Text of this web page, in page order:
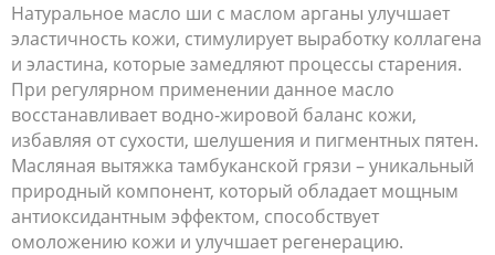
Натуральное масло ши с маслом арганы улучшает
эластичность кожи, стимулирует выработку коллагена
и эластина, которые замедляют процессы старения.
При регулярном применении данное масло
восстанавливает водно-жировой баланс кожи,
избавляя от сухости, шелушения и пигментных пятен.
Масляная вытяжка тамбуканской грязи – уникальный
природный компонент, который обладает мощным
антиоксидантным эффектом, способствует
омоложению кожи и улучшает регенерацию.